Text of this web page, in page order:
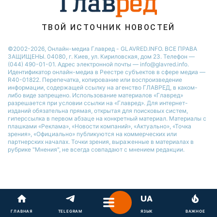
Новости Запорожья
Новости Тернополя
Новости Одессы
ТВОЙ ИСТОЧНИК НОВОСТЕЙ
©2002-2026, Онлайн-медиа Главред - GLAVRED.INFO. ВСЕ ПРАВА
ЗАЩИЩЕНЫ. 04080, г. Киев, ул. Кириловская, дом 23. Телефон —
(044) 490-01-01. Адрес электронной почты — info@glavred.info.
Идентификатор онлайн-медиа в Реестре cубъектов в сфере медиа —
R40-01822. Перепечатка, копирование или воспроизведение
информации, содержащей ссылку на агенство ГЛАВРЕД, в каком-
либо виде запрещено. Использование материалов «Главред»
разрешается при условии ссылки на «Главред». Для интернет-
изданий обязательна прямая, открытая для поисковых систем,
гиперссылка в первом абзаце на конкретный материал. Материалы с
плашками «Реклама», «Новости компаний», «Актуально», «Точка
зрения», «Официально» публикуются на коммерческих или
партнерских началах. Точки зрения, выраженные в материалах в
рубрике "Мнения", не всегда совпадают с мнением редакции.
ГЛАВНАЯ TELEGRAM ЯЗЫК ВАЖНОЕ